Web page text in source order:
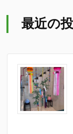
最近の